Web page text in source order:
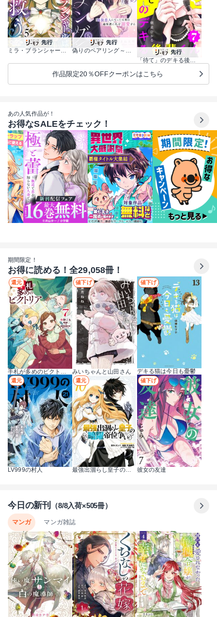
ミラ・ブランシャールは二度救う ～ある日、親友は別人になった～
偽りのペアリング～偽装恋人になった元彼は過保護に私を溺愛する～
「待て」のデキる後輩くん【マイクロ】
作品限定20％OFFクーポンはこちら
あの人気作品が！
お得なSALEをチェック！
期間限定！
お得に読める！全29,058冊！
還元
手札が多めのビクトリア
値下げ
みいちゃんと山田さん
値下げ
デキる猫は今日も憂鬱
還元
LV999の村人
還元
最強出涸らし皇子の暗躍帝位争い
値下げ
彼女の友達
今日の新刊 （8/8入荷×505冊）
マンガ マンガ雑誌